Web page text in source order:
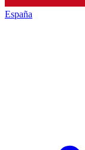
España